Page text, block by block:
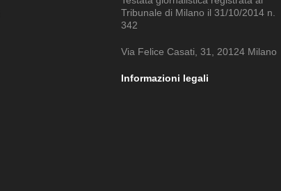
Tribunale di Milano il 31/10/2014 n.
342
Via Felice Casati, 31, 20124 Milano
Informazioni legali